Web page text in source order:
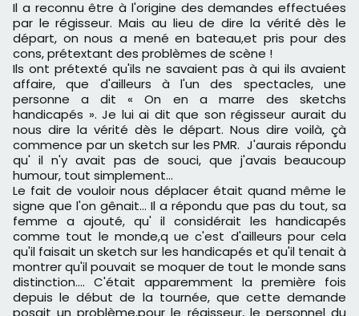
Il a reconnu être à l'origine des demandes effectuées
par le régisseur. Mais au lieu de dire la vérité dès le
départ, on nous a mené en bateau,et pris pour des
cons, prétextant des problèmes de scène !
Ils ont prétexté qu'ils ne savaient pas à qui ils avaient
affaire, que d'ailleurs à l'un des spectacles, une
personne a dit « On en a marre des sketchs
handicapés ». Je lui ai dit que son régisseur aurait du
nous dire la vérité dès le départ. Nous dire voilà, çà
commence par un sketch sur les PMR. J'aurais répondu
qu' il n'y avait pas de souci, que j'avais beaucoup
humour, tout simplement...
Le fait de vouloir nous déplacer était quand même le
signe que l'on gênait... Il a répondu que pas du tout, sa
femme a ajouté, qu' il considérait les handicapés
comme tout le monde,q ue c'est d'ailleurs pour cela
qu'il faisait un sketch sur les handicapés et qu'il tenait à
montrer qu'il pouvait se moquer de tout le monde sans
distinction.... C'était apparemment la première fois
depuis le début de la tournée, que cette demande
posait un problème,pour le régisseur, le personnel du